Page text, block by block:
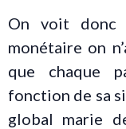
On voit donc
monétaire on
que chaque
fonction de sa
global marie